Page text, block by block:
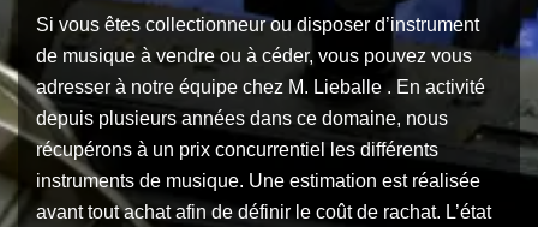
Si vous êtes collectionneur ou disposer d’instrument
de musique à vendre ou à céder, vous pouvez vous
adresser à notre équipe chez M. Lieballe . En activité
depuis plusieurs années dans ce domaine, nous
récupérons à un prix concurrentiel les différents
instruments de musique. Une estimation est réalisée
avant tout achat afin de définir le coût de rachat. L’état